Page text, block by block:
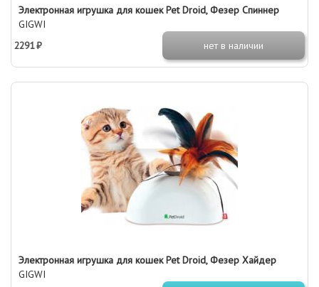
Электронная игрушка для кошек Pet Droid, Фезер Спиннер
GIGWI
2291 ₽
нет в наличии
Электронная игрушка для кошек Pet Droid, Фезер Хайдер
GIGWI